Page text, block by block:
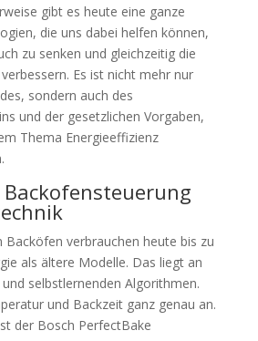
gibt es heute eine ganze
die uns dabei helfen können,
zu senken und gleichzeitig die
Es ist nicht mehr nur
sondern auch des
und der gesetzlichen Vorgaben,
Thema Energieeffizienz
Backöfen verbrauchen heute bis zu
als ältere Modelle. Das liegt an
selbstlernenden Algorithmen.
und Backzeit ganz genau an.
der Bosch PerfectBake